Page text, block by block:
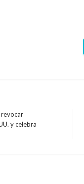
revocar
y celebra